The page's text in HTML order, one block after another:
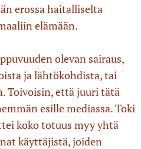
erossa haitalliselta
elämään.
olevan sairaus,
ja lähtökohdista, tai
Toivoisin, että juuri tätä
esille mediassa. Toki
koko totuus myy yhtä
käyttäjistä, joiden